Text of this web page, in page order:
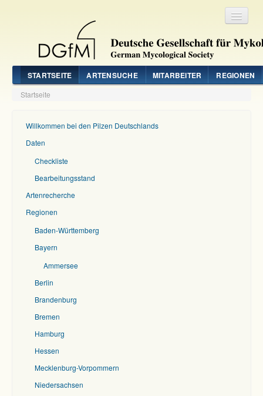
STARTSEITE ARTENSUCHE MITARBEITER REGIONEN
Startseite
Willkommen bei den Pilzen Deutschlands
Daten
Checkliste
Bearbeitungsstand
Artenrecherche
Regionen
Baden-Württemberg
Bayern
Ammersee
Berlin
Brandenburg
Bremen
Hamburg
Hessen
Mecklenburg-Vorpommern
Niedersachsen